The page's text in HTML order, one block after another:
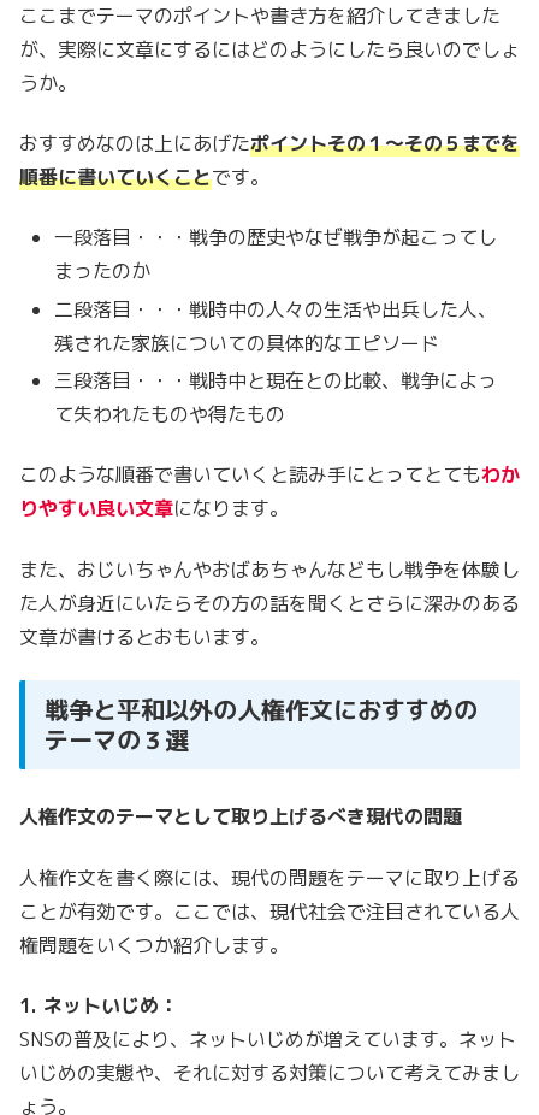
ここまでテーマのポイントや書き方を紹介してきました
が、実際に文章にするにはどのようにしたら良いのでしょ
うか。
おすすめなのは上にあげたポイントその１〜その５までを
順番に書いていくことです。
一段落目・・・戦争の歴史やなぜ戦争が起こってし
まったのか
二段落目・・・戦時中の人々の生活や出兵した人、
残された家族についての具体的なエピソード
三段落目・・・戦時中と現在との比較、戦争によっ
て失われたものや得たもの
このような順番で書いていくと読み手にとってとてもわか
りやすい良い文章になります。
また、おじいちゃんやおばあちゃんなどもし戦争を体験し
た人が身近にいたらその方の話を聞くとさらに深みのある
文章が書けるとおもいます。
戦争と平和以外の人権作文におすすめの
テーマの３選
人権作文のテーマとして取り上げるべき現代の問題
人権作文を書く際には、現代の問題をテーマに取り上げる
ことが有効です。ここでは、現代社会で注目されている人
権問題をいくつか紹介します。
1. ネットいじめ：
SNSの普及により、ネットいじめが増えています。ネット
いじめの実態や、それに対する対策について考えてみまし
ょう。